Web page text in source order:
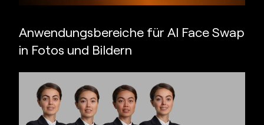
Anwendungsbereiche fürAI Face Swap
in Fotos und Bildern